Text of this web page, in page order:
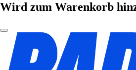
Wird zum Warenkorb